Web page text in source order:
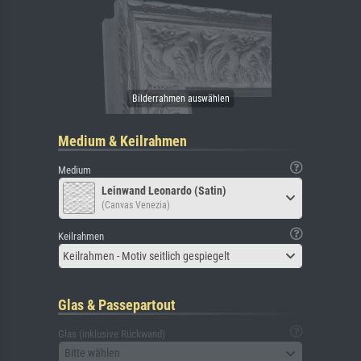
Medium & Keilrahmen
Medium
Leinwand Leonardo (Satin)
(Canvas Venezia)
Keilrahmen
Keilrahmen - Motiv seitlich gespiegelt
Glas & Passepartout
Glas (inklusive Rückwand)
Bitte wählen